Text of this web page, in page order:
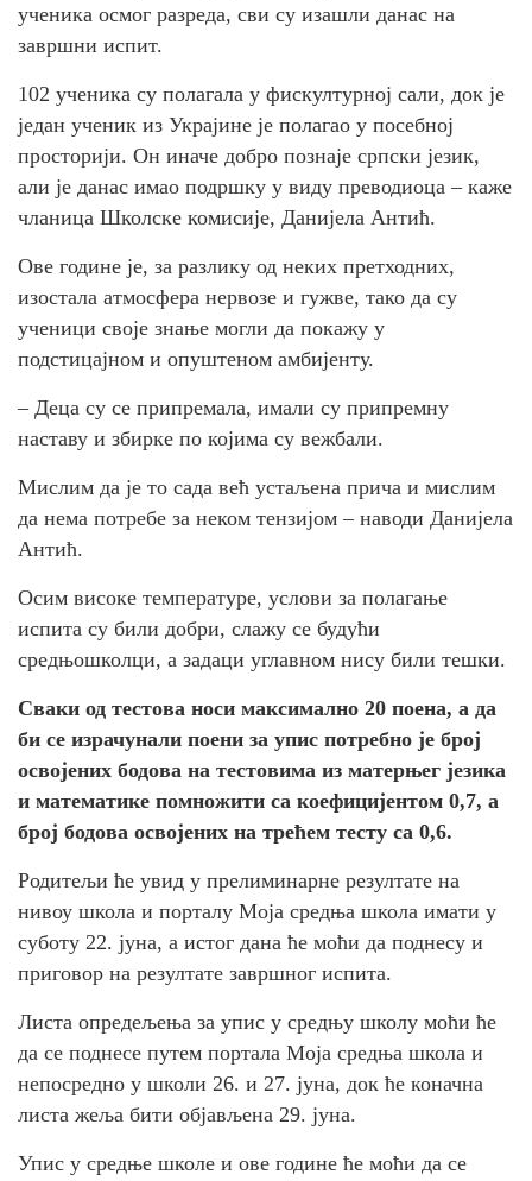
ученика осмог разреда, сви су изашли данас на
завршни испит.
102 ученика су полагала у фискултурној сали, док је
један ученик из Украјине је полагао у посебној
просторији. Он иначе добро познаје српски језик,
али је данас имао подршку у виду преводиоца – каже
чланица Школске комисије, Данијела Антић.
Ове године је, за разлику од неких претходних,
изостала атмосфера нервозе и гужве, тако да су
ученици своје знање могли да покажу у
подстицајном и опуштеном амбијенту.
– Деца су се припремала, имали су припремну
наставу и збирке по којима су вежбали.
Мислим да је то сада већ устаљена прича и мислим
да нема потребе за неком тензијом – наводи Данијела
Антић.
Осим високе температуре, услови за полагање
испита су били добри, слажу се будући
средњошколци, а задаци углавном нису били тешки.
Сваки од тестова носи максимално 20 поена, а да
би се израчунали поени за упис потребно је број
освојених бодова на тестовима из матерњег језика
и математике помножити са коефицијентом 0,7, а
број бодова освојених на трећем тесту са 0,6.
Родитељи ће увид у прелиминарне резултате на
нивоу школа и порталу Моја средња школа имати у
суботу 22. јуна, а истог дана ће моћи да поднесу и
приговор на резултате завршног испита.
Листа опредељења за упис у средњу школу моћи ће
да се поднесе путем портала Моја средња школа и
непосредно у школи 26. и 27. јуна, док ће коначна
листа жеља бити објављена 29. јуна.
Упис у средње школе и ове године ће моћи да се